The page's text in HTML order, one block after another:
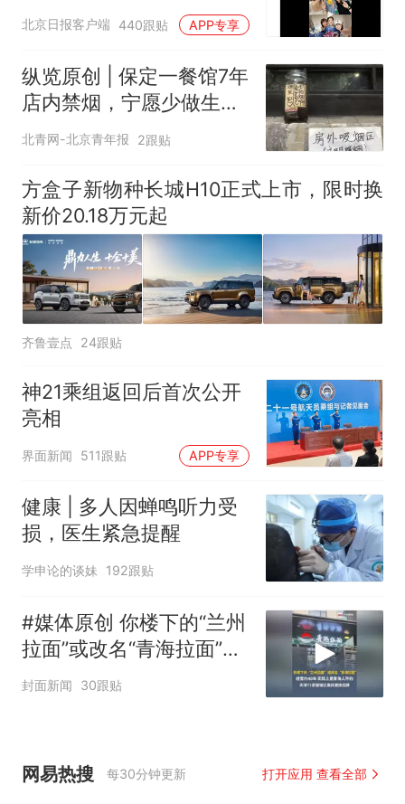
北京日报客户端 440跟贴 APP专享
纵览原创 | 保定一餐馆7年
店内禁烟，宁愿少做生意
也决不妥协，店内清清爽
爽是最大收获，老板呼吁
全民抵制室内吸烟
北青网-北京青年报 2跟贴
方盒子新物种长城H10正式上市，限时换
新价20.18万元起
齐鲁壹点 24跟贴
神21乘组返回后首次公开
亮相
界面新闻 511跟贴 APP专享
健康 | 多人因蝉鸣听力受
损，医生紧急提醒
学申论的谈妹 192跟贴
#媒体原创 你楼下的“兰州
拉面”或改名“青海拉面”，
经营约40年，实际上是青
封面新闻 30跟贴
网易热搜 每30分钟更新 打开应用 查看全部